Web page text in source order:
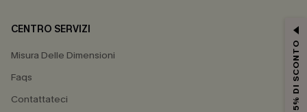
CENTRO SERVIZI
Misura Delle Dimensioni
Faqs
Contattateci
15% DI SCONTO